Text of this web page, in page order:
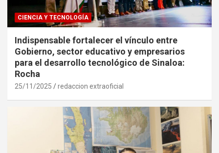
CIENCIA Y TECNOLOGÍA
Indispensable fortalecer el vínculo entre
Gobierno, sector educativo y empresarios
para el desarrollo tecnológico de Sinaloa:
Rocha
25/11/2025 redaccion extraoficial